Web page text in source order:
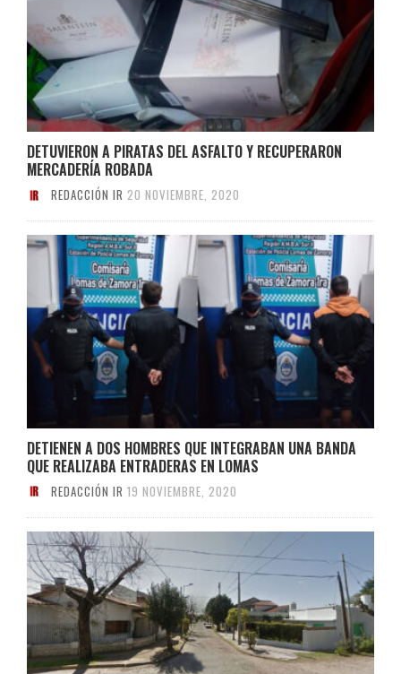
DETUVIERON A PIRATAS DEL ASFALTO Y RECUPERARON
MERCADERÍA ROBADA
REDACCIÓN IR 20 NOVIEMBRE, 2020
DETIENEN A DOS HOMBRES QUE INTEGRABAN UNA BANDA
QUE REALIZABA ENTRADERAS EN LOMAS
REDACCIÓN IR 19 NOVIEMBRE, 2020